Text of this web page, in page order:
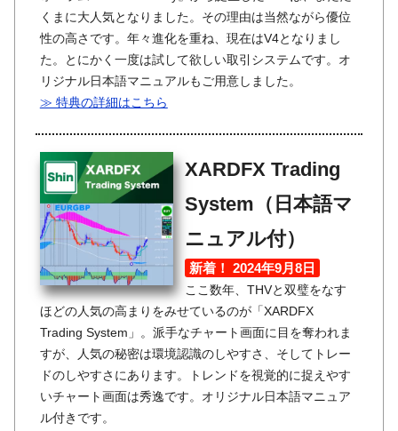
くまに大人気となりました。その理由は当然ながら優位
性の高さです。年々進化を重ね、現在はV4となりまし
た。とにかく一度は試して欲しい取引システムです。オ
リジナル日本語マニュアルもご用意しました。
≫ 特典の詳細はこちら
XARDFX Trading
System（日本語マ
ニュアル付）
新着！ 2024年9月8日
ここ数年、THVと双璧をなす
ほどの人気の高まりをみせているのが「XARDFX
Trading System」。派手なチャート画面に目を奪われま
すが、人気の秘密は環境認識のしやすさ、そしてトレー
ドのしやすさにあります。トレンドを視覚的に捉えやす
いチャート画面は秀逸です。オリジナル日本語マニュア
ル付きです。